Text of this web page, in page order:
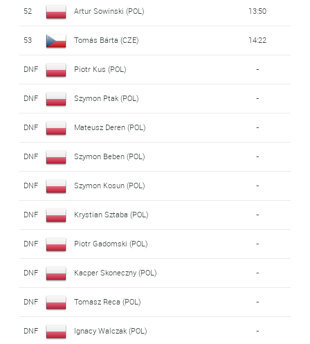
52 Artur Sowinski (POL) 13:50
53 Tomás Bárta (CZE) 14:22
DNF Piotr Kus (POL) -
DNF Szymon Ptak (POL) -
DNF Mateusz Deren (POL) -
DNF Szymon Beben (POL) -
DNF Szymon Kosun (POL) -
DNF Krystian Sztaba (POL) -
DNF Piotr Gadomski (POL) -
DNF Kacper Skoneczny (POL) -
DNF Tomasz Reca (POL) -
DNF Ignacy Walczak (POL) -